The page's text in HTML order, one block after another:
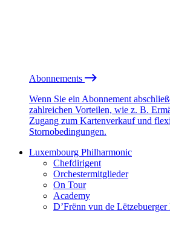
Abonnements
Wenn Sie ein Abonnement
zahlreichen Vorteilen, wie z. B.
Zugang zum Kartenverkauf und
Stornobedingungen.
Luxembourg Philharmonic
Chefdirigent
Orchestermitglieder
On Tour
Academy
D’Frënn vun de